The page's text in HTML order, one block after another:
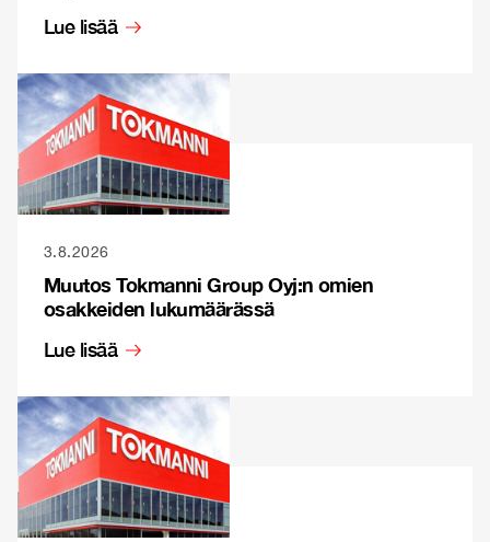
Lue lisää
3.8.2026
Muutos Tokmanni Group Oyj:n omien
osakkeiden lukumäärässä
Lue lisää